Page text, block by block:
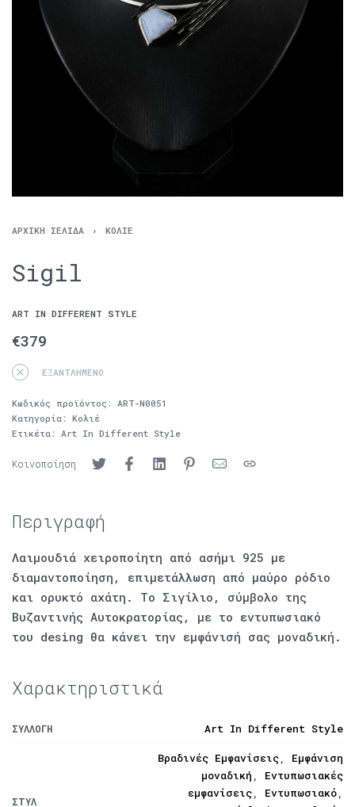
ΑΡΧΙΚΉ ΣΕΛΊΔΑ › ΚΟΛΙΈ
Sigil
ART IN DIFFERENT STYLE
€379
ΕΞΑΝΤΛΗΜΈΝΟ
Κωδικός προϊόντος: ART-N0051
Κατηγορία: Κολιέ
Ετικέτα: Art In Different Style
Κοινοποίηση
Περιγραφή
Λαιμουδιά χειροποίητη από ασήμι 925 με
διαμαντοποίηση, επιμετάλλωση από μαύρο ρόδιο
και ορυκτό αχάτη. Το Σιγίλιο, σύμβολο της
Βυζαντινής Αυτοκρατορίας, με το εντυπωσιακό
του desing θα κάνει την εμφάνισή σας μοναδική.
Χαρακτηριστικά
ΣΥΛΛΟΓΉ Art In Different Style
ΣΤΥΛ
Βραδινές Εμφανίσεις, Εμφάνιση
μοναδική , Εντυπωσιακές
εμφανίσεις, Εντυπωσιακό,